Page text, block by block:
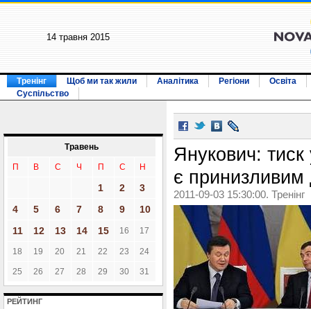
14 травня 2015
Тренінг Щоб ми так жили Аналітика Регіони
Освіта
Суспільство
Травень
П В С Ч П С Н
1 2
3
4
5 6 7 8 9
10
11
12 13 14 15 16 17
18 19 20 21 22 23 24
25 26 27 28 29 30 31
РЕЙТИНГ
Янукович: тиск
є принизливим
2011-09-03 15:30:00. Тренінг